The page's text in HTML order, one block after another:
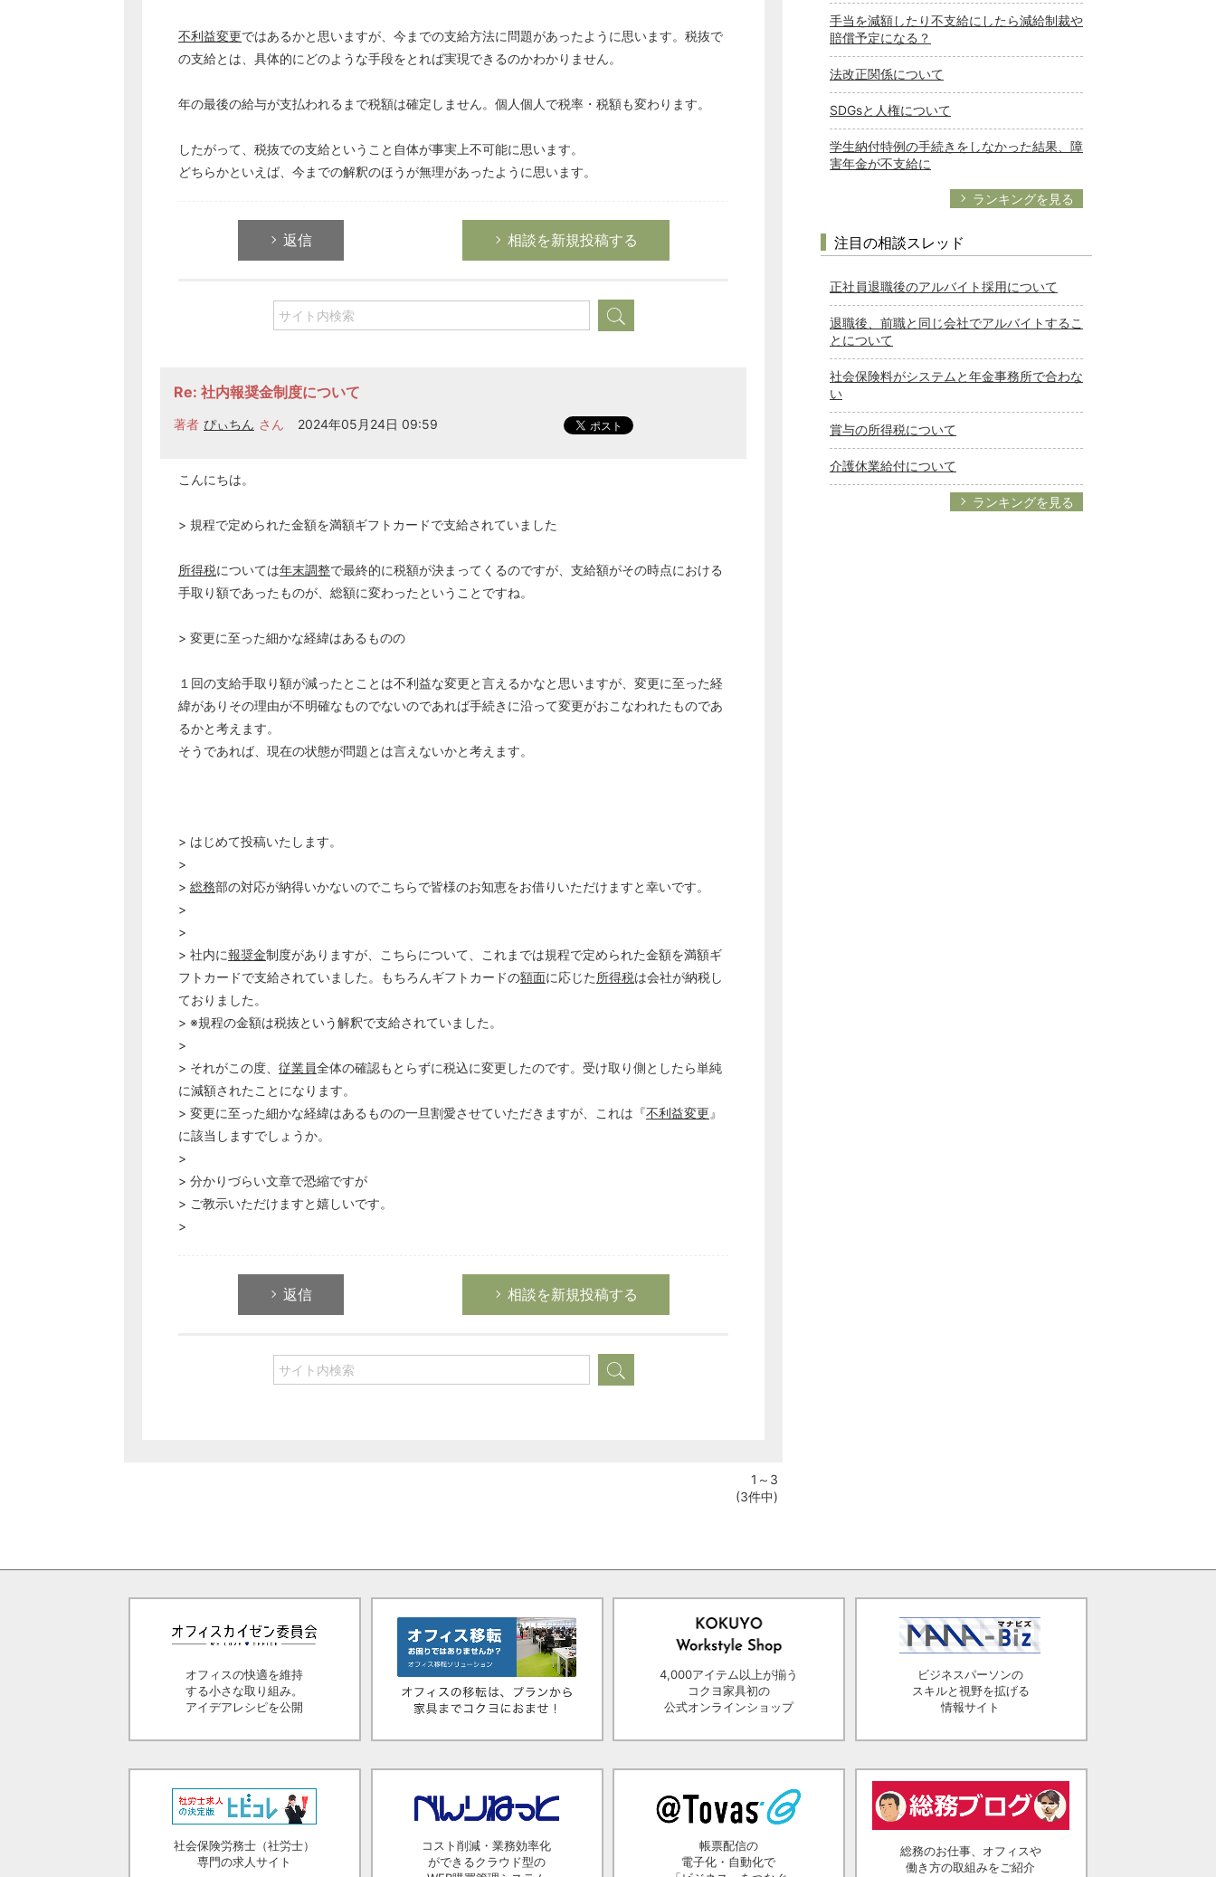
不利益変更ではあるかと思いますが、今までの支給方法に問題があったように思います。税抜で
の支給とは、具体的にどのような手段をとれば実現できるのかわかりません。
年の最後の給与が支払われるまで税額は確定しません。個人個人で税率・税額も変わります。
したがって、税抜での支給ということ自体が事実上不可能に思います。
どちらかといえば、今までの解釈のほうが無理があったように思います。
返信 相談を新規投稿する
Re: 社内報奨金制度について
著者 ぴぃちん さん 2024年05月24日 09:59
こんにちは。
> 規程で定められた金額を満額ギフトカードで支給されていました
所得税については年末調整で最終的に税額が決まってくるのですが、支給額がその時点における
手取り額であったものが、総額に変わったということですね。
> 変更に至った細かな経緯はあるものの
１回の支給手取り額が減ったとことは不利益な変更と言えるかなと思いますが、変更に至った経
緯がありその理由が不明確なものでないのであれば手続きに沿って変更がおこなわれたものであ
るかと考えます。
そうであれば、現在の状態が問題とは言えないかと考えます。
> はじめて投稿いたします。
>
> 総務部の対応が納得いかないのでこちらで皆様のお知恵をお借りいただけますと幸いです。
>
>
> 社内に報奨金制度がありますが、こちらについて、これまでは規程で定められた金額を満額ギ
フトカードで支給されていました。もちろんギフトカードの額面に応じた所得税は会社が納税し
ておりました。
> ※規程の金額は税抜という解釈で支給されていました。
>
> それがこの度、 従業員全体の確認もとらずに税込に変更したのです。受け取り側としたら単純
に減額されたことになります。
> 変更に至った細かな経緯はあるものの一旦割愛させていただきますが、これは『不利益変更 』
に該当しますでしょうか。
>
> 分かりづらい文章で恐縮ですが
> ご教示いただけますと嬉しいです。
>
返信 相談を新規投稿する
どのカテゴリーに投稿しますか？
企業法務
1～3
(3件中)
手当を減額したり不支給にしたら減給制裁や
賠償予定になる？
法改正関係について
SDGsと人権について
学生納付特例の手続きをしなかった結果、障
害年金が不支給に
ランキングを見る
注目の相談スレッド
正社員退職後のアルバイト採用について
退職後、前職と同じ会社でアルバイトするこ
とについて
社会保険料がシステムと年金事務所で合わな
い
賞与の所得税について
介護休業給付について
ランキングを見る
オフィスの快適を維持
する小さな取り組み。
アイデアレシピを公開
4,000アイテム以上が揃う
コクヨ家具初の
公式オンラインショップ
ビジネスパーソンの
スキルと視野を拡げる
情報サイト
社会保険労務士（社労士）
専門の求人サイト
コスト削減・業務効率化
ができるクラウド型の
帳票配信の
電子化・自動化で
総務のお仕事、オフィスや
働き方の取組みをご紹介